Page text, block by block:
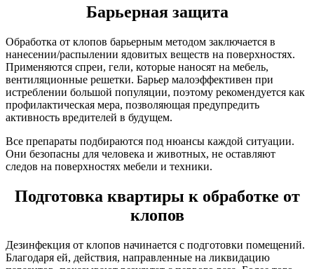
Барьерная защита
Обработка от клопов барьерным методом заключается в
нанесении/распылении ядовитых веществ на поверхностях.
Применяются спреи, гели, которые наносят на мебель,
вентиляционные решетки. Барьер малоэффективен при
истреблении большой популяции, поэтому рекомендуется как
профилактическая мера, позволяющая предупредить
активность вредителей в будущем.
Все препараты подбираются под нюансы каждой ситуации.
Они безопасны для человека и животных, не оставляют
следов на поверхностях мебели и техники.
Подготовка квартиры к обработке от
клопов
Дезинфекция от клопов начинается с подготовки помещений.
Благодаря ей, действия, направленные на ликвидацию